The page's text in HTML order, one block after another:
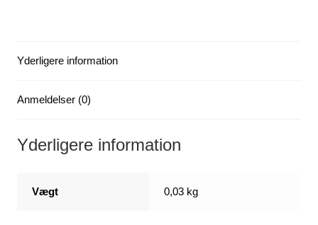
Yderligere information
Anmeldelser (0)
Yderligere information
Vægt 0,03 kg